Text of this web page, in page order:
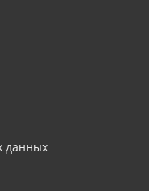
данных